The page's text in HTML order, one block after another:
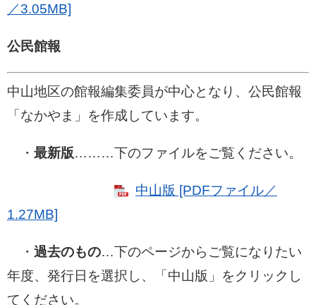
／3.05MB]
公民館報
中山地区の館報編集委員が中心となり、公民館報
「なかやま」を作成しています。
・ 最新版………下のファイルをご覧ください。
中山版 [PDFファイル／
1.27MB]
​・ 過去のもの…下のページからご覧になりたい
年度、発行日を選択し、「中山版」をクリックし
てください。